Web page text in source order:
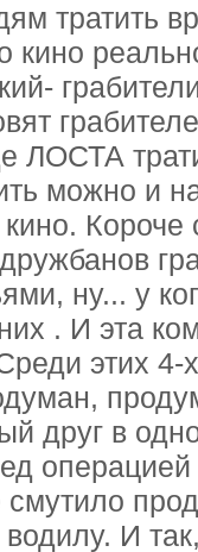
тратить
кино
ЛОСТА
можно и
ну... у
. И эта
этих
друг в
смутило
водилу. И